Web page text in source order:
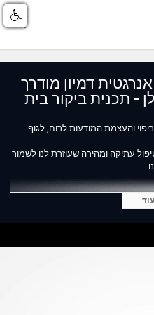
דמיון מודרך
- תכנית ביקור בית
והעצמת המודעות לרוח, לגוף
עתיקה ומהירה שעוזרת לנו לשמור